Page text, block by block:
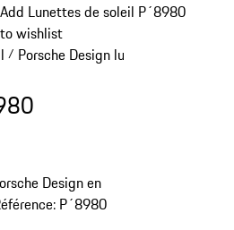
Add Lunettes de soleil P´8980
to wishlist
items
/ Porsche Design lunettes de soleil
Design en
P´8980